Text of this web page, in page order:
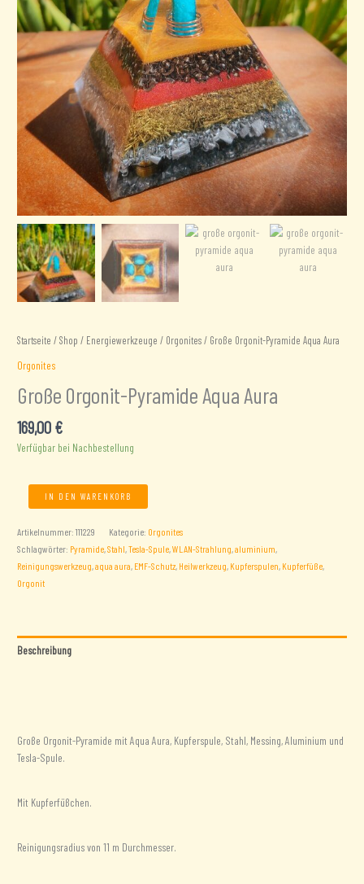
Startseite /Shop / Energiewerkzeuge / Orgonites/ Große Orgonit-Pyramide Aqua Aura
Orgonites
Große Orgonit-Pyramide Aqua Aura
169,00 €
Verfügbar bei Nachbestellung
Orgonit-
Pyramide
Aqua
Aura
Menge
IN DEN WARENKORB
Artikelnummer:111229 Kategorie: Orgonites
Schlagwörter: Pyramide ,Stahl ,Tesla-Spule ,WLAN-Strahlung ,aluminium
Reinigungswerkzeug ,aqua aura EMF-Schutz Heilwerkzeug Kupferspulen Kupferfüße
Orgonit
Beschreibung
Große Orgonit-Pyramide mit Aqua Aura, Kupferspule, Stahl, Messing, Aluminium und
Tesla-Spule.
Mit Kupferfüßchen.
Reinigungsradius von 11 m Durchmesser.